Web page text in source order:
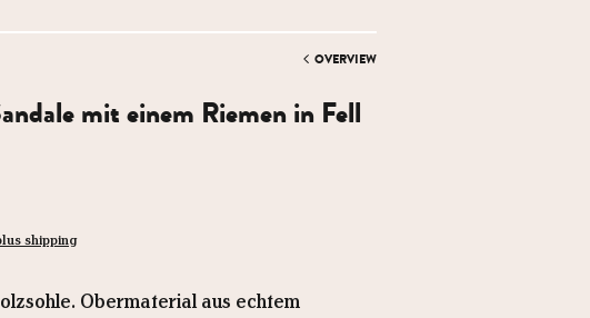
OVERVIEW
mit einem Riemen in Fell
shipping
Obermaterial aus echtem